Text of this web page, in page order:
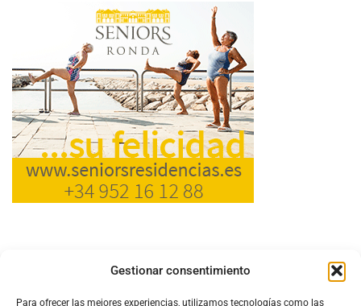
Gestionar consentimiento
Para ofrecer las mejores experiencias, utilizamos tecnologías como las